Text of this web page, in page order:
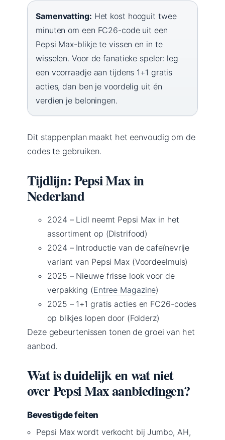
Samenvatting: Het kost hooguit twee
minuten om een FC26-code uit een
Pepsi Max-blikje te vissen en in te
wisselen. Voor de fanatieke speler: leg
een voorraadje aan tijdens 1+1 gratis
acties, dan ben je voordelig uit én
verdien je beloningen.
Dit stappenplan maakt het eenvoudig om de
codes te gebruiken.
Tijdlijn: Pepsi Max in
Nederland
2024 – Lidl neemt Pepsi Max in het
assortiment op (Distrifood)
2024 – Introductie van de cafeïnevrije
variant van Pepsi Max (Voordeelmuis)
2025 – Nieuwe frisse look voor de
verpakking (Entree Magazine)
2025 – 1+1 gratis acties en FC26-codes
op blikjes lopen door (Folderz)
Deze gebeurtenissen tonen de groei van het
aanbod.
Wat is duidelijk en wat niet
over Pepsi Max aanbiedingen?
Bevestigde feiten
Pepsi Max wordt verkocht bij Jumbo, AH,